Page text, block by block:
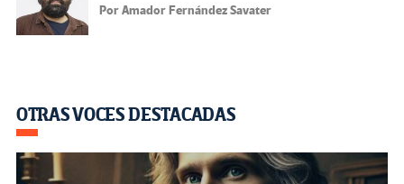
Por Amador Fernández Savater
OTRAS VOCES DESTACADAS